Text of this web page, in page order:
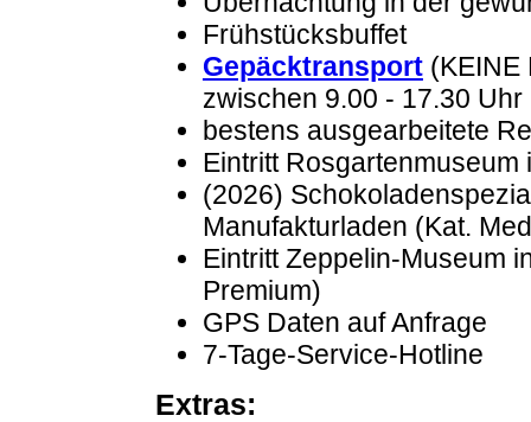
Frühstücksbuffet
Gepäcktransport(KEINE
zwischen 9.00 - 17.30 Uhr
bestens ausgearbeitete
Eintritt Rosgartenmuseum
(2026)
Manufakturladen (Kat.
Eintritt Zeppelin-Museum
Premium)
GPS Daten auf Anfrage
7-Tage-Service-Hotline
Extras: